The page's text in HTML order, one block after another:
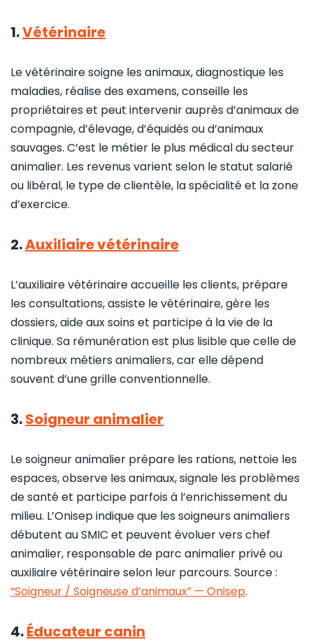
1.Vétérinaire
Le vétérinaire soigne les animaux, diagnostique les
maladies, réalise des examens, conseille les
propriétaires et peut intervenir auprès d’animaux de
compagnie, d’élevage, d’équidés ou d’animaux
sauvages. C’est le métier le plus médical du secteur
animalier. Les revenus varient selon le statut salarié
ou libéral, le type de clientèle, la spécialité et la zone
d’exercice.
2.Auxiliaire vétérinaire
L’auxiliaire vétérinaire accueille les clients, prépare
les consultations, assiste le vétérinaire, gère les
dossiers, aide aux soins et participe à la vie de la
clinique. Sa rémunération est plus lisible que celle de
nombreux métiers animaliers, car elle dépend
souvent d’une grille conventionnelle.
3.Soigneur animalier
Le soigneur animalier prépare les rations, nettoie les
espaces, observe les animaux, signale les problèmes
de santé et participe parfois à l’enrichissement du
milieu. L’Onisep indique que les soigneurs animaliers
débutent au SMIC et peuvent évoluer vers chef
animalier, responsable de parc animalier privé ou
auxiliaire vétérinaire selon leur parcours. Source :
“Soigneur / Soigneuse d’animaux” — Onisep.
4.Éducateur canin